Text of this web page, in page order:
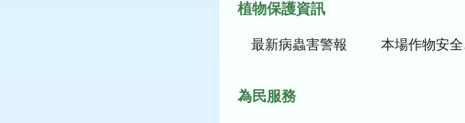
植物保護資訊
最新病蟲害警報 本場作物安全用藥資訊
為民服務